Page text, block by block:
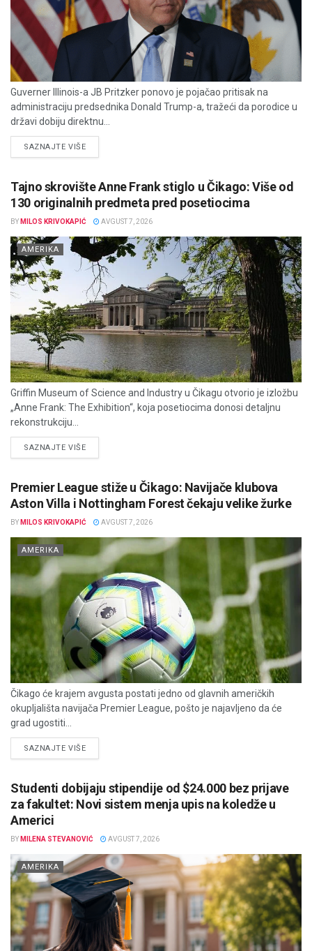
Guverner Illinois-a JB Pritzker ponovo je pojačao pritisak na
administraciju predsednika Donald Trump-a, tražeći da porodice u
državi dobiju direktnu...
SAZNAJTE VIŠEDETAILS
Tajno skrovište Anne Frank stiglo u Čikago: Više od
130 originalnih predmeta pred posetiocima
BY MILOS KRIVOKAPIĆ AVGUST 7, 2026
AMERIKA
Griffin Museum of Science and Industry u Čikagu otvorio je izložbu
„Anne Frank: The Exhibition“, koja posetiocima donosi detaljnu
rekonstrukciju...
SAZNAJTE VIŠEDETAILS
Premier League stiže u Čikago: Navijače klubova
Aston Villa i Nottingham Forest čekaju velike žurke
BY MILOS KRIVOKAPIĆ AVGUST 7, 2026
AMERIKA
Čikago će krajem avgusta postati jedno od glavnih američkih
okupljališta navijača Premier League, pošto je najavljeno da će
grad ugostiti...
SAZNAJTE VIŠEDETAILS
Studenti dobijaju stipendije od $24.000 bez prijave
za fakultet: Novi sistem menja upis na koledže u
Americi
BY MILENA STEVANOVIĆ AVGUST 7, 2026
AMERIKA